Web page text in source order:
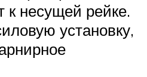
к несущей рейке.
установку,